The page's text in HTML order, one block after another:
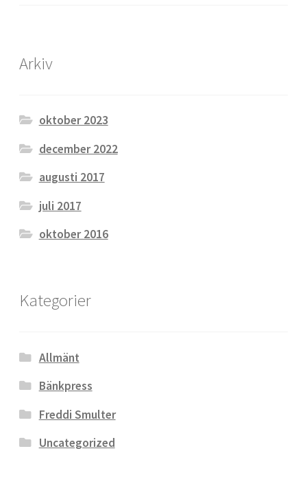
Arkiv
oktober 2023
december 2022
augusti 2017
juli 2017
oktober 2016
Kategorier
Allmänt
Bänkpress
Freddi Smulter
Uncategorized